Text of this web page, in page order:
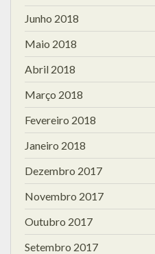
Junho 2018
Maio 2018
Abril 2018
Março 2018
Fevereiro 2018
Janeiro 2018
Dezembro 2017
Novembro 2017
Outubro 2017
Setembro 2017